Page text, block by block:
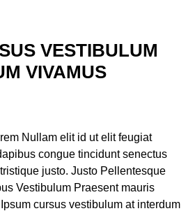
VESTIBULUM
VIVAMUS
Nullam elit id ut elit feugiat
congue tincidunt senectus
justo. Justo Pellentesque
Vestibulum Praesent mauris
cursus vestibulum at interdum